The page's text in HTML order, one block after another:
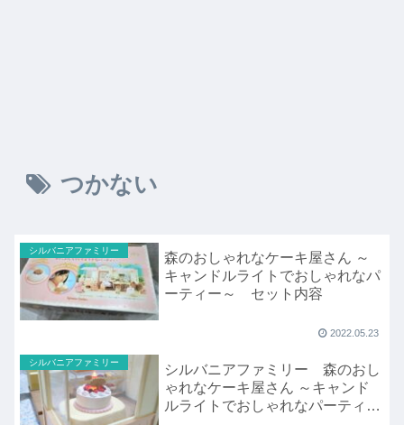
つかない
シルバニアファミリー
森のおしゃれなケーキ屋さん ～
キャンドルライトでおしゃれなパ
ーティー～ セット内容
2022.05.23
シルバニアファミリー
シルバニアファミリー 森のおし
ゃれなケーキ屋さん ～キャンド
ルライトでおしゃれなパーティー